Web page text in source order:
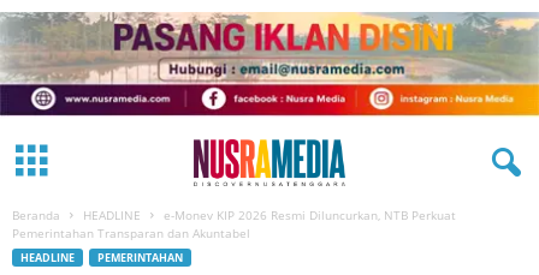
Beranda HEADLINE
e-Monev KIP 2026 Resmi Diluncurkan, NTB Perkuat
Pemerintahan Transparan dan Akuntabel
HEADLINE PEMERINTAHAN